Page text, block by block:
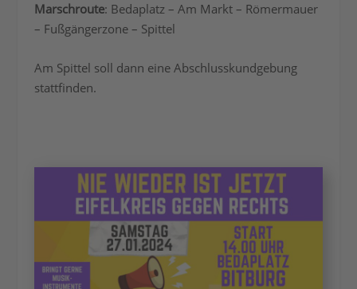
Marschroute: Bedaplatz – Am Markt – Römermauer
– Fußgängerzone – Spittel
Am Spittel soll dann eine Abschlusskundgebung
stattfinden.